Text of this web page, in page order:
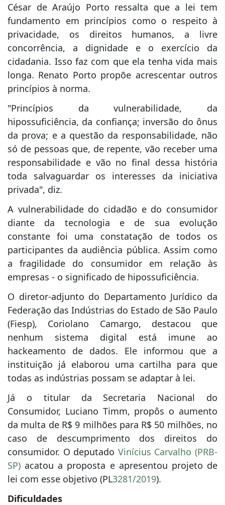
César de Araújo Porto ressalta que a lei tem
fundamento em princípios como o respeito à
privacidade, os direitos humanos, a livre
concorrência, a dignidade e o exercício da
cidadania. Isso faz com que ela tenha vida mais
longa. Renato Porto propõe acrescentar outros
princípios à norma.
"Princípios da vulnerabilidade, da
hipossuficiência, da confiança; inversão do ônus
da prova; e a questão da responsabilidade, não
só de pessoas que, de repente, vão receber uma
responsabilidade e vão no final dessa história
toda salvaguardar os interesses da iniciativa
privada", diz.
A vulnerabilidade do cidadão e do consumidor
diante da tecnologia e de sua evolução
constante foi uma constatação de todos os
participantes da audiência pública. Assim como
a fragilidade do consumidor em relação às
empresas - o significado de hipossuficiência.
O diretor-adjunto do Departamento Jurídico da
Federação das Indústrias do Estado de São Paulo
(Fiesp), Coriolano Camargo, destacou que
nenhum sistema digital está imune ao
hackeamento de dados. Ele informou que a
instituição já elaborou uma cartilha para que
todas as indústrias possam se adaptar à lei.
Já o titular da Secretaria Nacional do
Consumidor, Luciano Timm, propôs o aumento
da multa de R$ 9 milhões para R$ 50 milhões, no
caso de descumprimento dos direitos do
consumidor. O deputado Vinícius Carvalho (PRB-
SP) acatou a proposta e apresentou projeto de
lei com esse objetivo (PL3281/2019).
Dificuldades